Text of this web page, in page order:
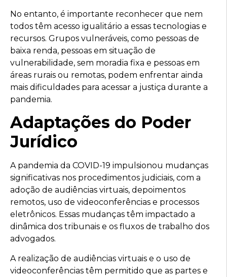
No entanto, é importante reconhecer que nem
todos têm acesso igualitário a essas tecnologias e
recursos. Grupos vulneráveis, como pessoas de
baixa renda, pessoas em situação de
vulnerabilidade, sem moradia fixa e pessoas em
áreas rurais ou remotas, podem enfrentar ainda
mais dificuldades para acessar a justiça durante a
pandemia.
Adaptações do Poder
Jurídico
A pandemia da COVID-19 impulsionou mudanças
significativas nos procedimentos judiciais, com a
adoção de audiências virtuais, depoimentos
remotos, uso de videoconferências e processos
eletrônicos. Essas mudanças têm impactado a
dinâmica dos tribunais e os fluxos de trabalho dos
advogados.
A realização de audiências virtuais e o uso de
videoconferências têm permitido que as partes e